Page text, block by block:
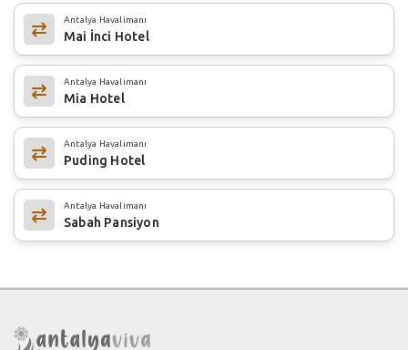
Antalya Havalimanı
Mai İnci Hotel
Antalya Havalimanı
Mia Hotel
Antalya Havalimanı
Puding Hotel
Antalya Havalimanı
Sabah Pansiyon